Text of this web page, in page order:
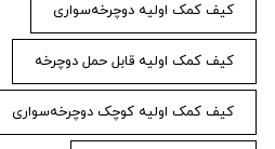
کیف کمک اولیه دوچرخه‌سواری
کیف کمک اولیه قابل حمل دوچرخه
کیف کمک اولیه کوچک دوچرخه‌سواری